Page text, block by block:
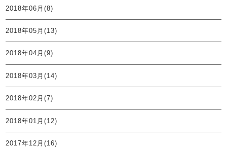
2018年06月(8)
2018年05月(13)
2018年04月(9)
2018年03月(14)
2018年02月(7)
2018年01月(12)
2017年12月(16)